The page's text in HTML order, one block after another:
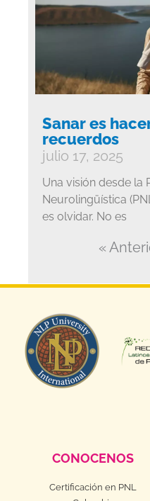
Sanar es
recuerdos
julio 17, 2025
Una visión desde la
Neurolingüística
es olvidar. No es
«
CONOCENOS
Certificación en PNL